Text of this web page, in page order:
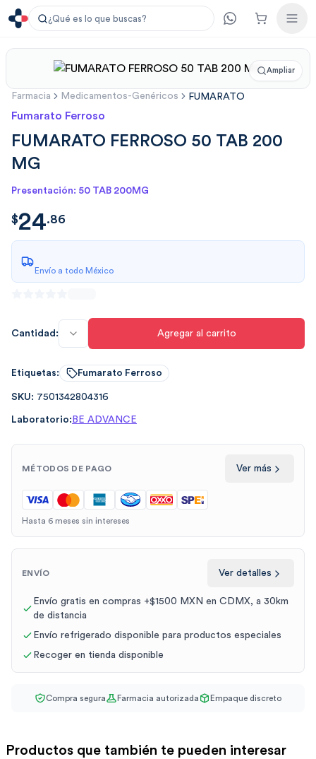
¿Qué es lo que buscas?
Ampliar
Farmacia Medicamentos-Genéricos FUMARATO
Fumarato Ferroso
FUMARATO FERROSO 50 TAB 200
MG
Presentación: 50 TAB 200MG
$24.86
$24.86
Envío a todo México
Cantidad: Agregar al carrito
Etiquetas: Fumarato Ferroso
SKU: 7501342804316
Laboratorio: BE ADVANCE
MÉTODOS DE PAGO Ver más
Hasta 6 meses sin intereses
ENVÍO Ver detalles
Envío gratis en compras +$1500 MXN en CDMX, a 30km
de distancia
Envío refrigerado disponible para productos especiales
Recoger en tienda disponible
Compra segura Farmacia autorizada Empaque discreto
Productos que también te pueden interesar